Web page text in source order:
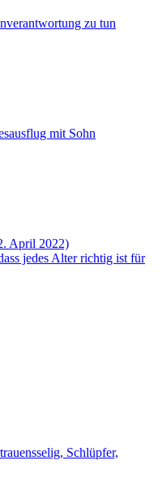
zu tun
mit Sohn
April 2022)
jedes Alter richtig ist für
Schlüpfer,